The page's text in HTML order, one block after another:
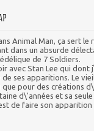
Animal Man, ça sert le
dans un absurde
de 7 Soldiers.
avec Stan Lee qui
de ses apparitions. Le
que pour des créations
d\'années et sa
de faire son apparition